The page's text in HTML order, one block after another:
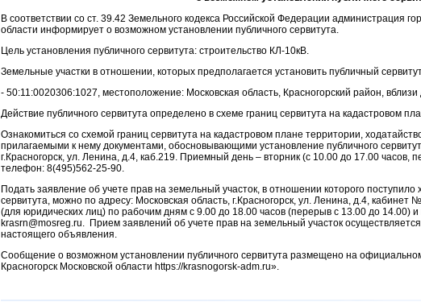
В соответствии со ст. 39.42 Земельного кодекса Российской Федерации администрация
области информирует о возможном установлении публичного сервитута.
Цель установления публичного сервитута: строительство КЛ-10кВ.
Земельные участки в отношении, которых предполагается установить публичный
- 50:11:0020306:1027, местоположение: Московская область, Красногорский район,
Действие публичного сервитута определено в схеме границ сервитута на кадастровом
Ознакомиться со схемой границ сервитута на кадастровом плане территории,
прилагаемыми к нему документами, обосновывающими установление публичного
г.Красногорск, ул. Ленина, д.4, каб.219. Приемный день – вторник (с 10.00 до 17.00 часов,
телефон: 8(495)562-25-90.
Подать заявление об учете прав на земельный участок, в отношении которого поступило
сервитута, можно по адресу: Московская область, г.Красногорск, ул. Ленина, д.4,
(для юридических лиц) по рабочим дням с 9.00 до 18.00 часов (перерыв с 13.00 до 14.00)
krasrn@mosreg.ru. Прием заявлений об учете прав на земельный участок
настоящего объявления.
Сообщение о возможном установлении публичного сервитута размещено на
Красногорск Московской области https://krasnogorsk-adm.ru».